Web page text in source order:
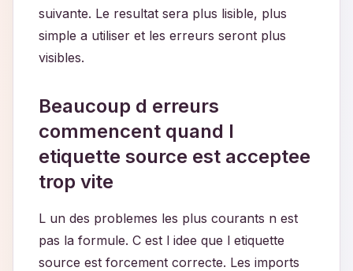
suivante. Le resultat sera plus lisible, plus
simple a utiliser et les erreurs seront plus
visibles.
Beaucoup d erreurs
commencent quand l
etiquette source est acceptee
trop vite
L un des problemes les plus courants n est
pas la formule. C est l idee que l etiquette
source est forcement correcte. Les imports